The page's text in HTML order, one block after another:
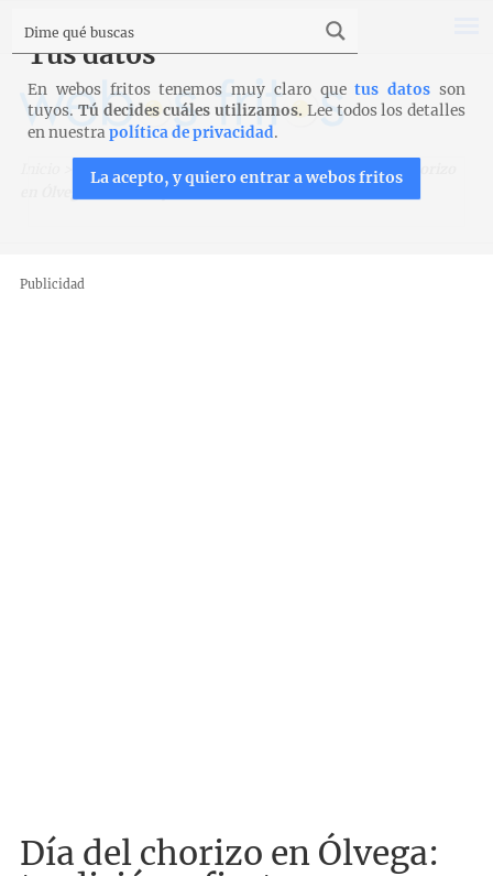
Viajar es aprender > Rutas por España
Día del chorizo
en Ólvega: tradición y fiesta
Publicidad
Día del chorizo en Ólvega:
Tus datos
En webos fritos tenemos muy claro quetus datos son
tuyos. Tú decides cuáles utilizamos. Lee todos los detalles
en nuestrapolítica de privacidad.
La acepto, y quiero entrar a webos fritos